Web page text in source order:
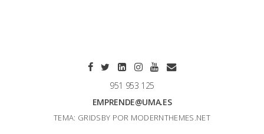
951 953 125
EMPRENDE@UMA.ES
TEMA: GRIDSBY POR MODERNTHEMES.NET